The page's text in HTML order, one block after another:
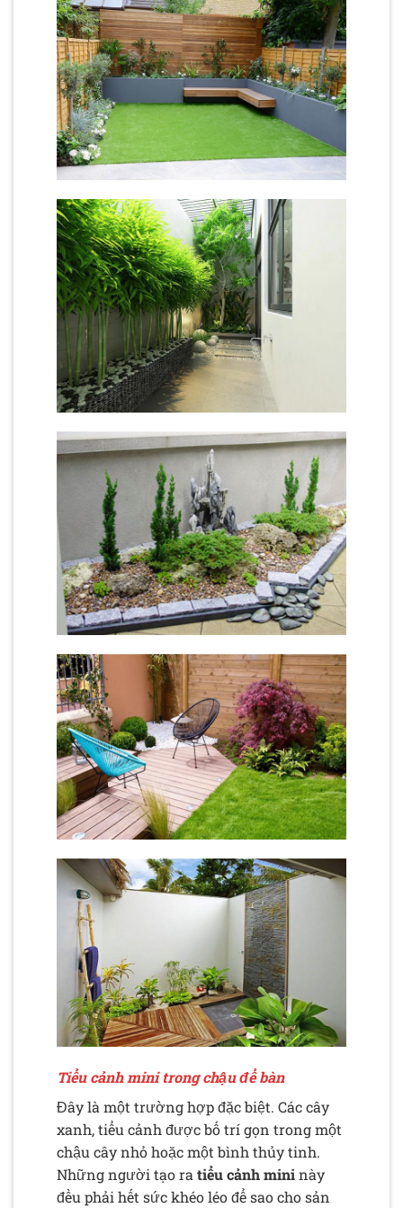
Tiểu cảnh mini trong chậu để bàn
Đây là một trường hợp đặc biệt. Các cây
xanh, tiểu cảnh được bố trí gọn trong một
chậu cây nhỏ hoặc một bình thủy tinh.
Những người tạo ra tiểu cảnh mininày
đều phải hết sức khéo léo để sao cho sản